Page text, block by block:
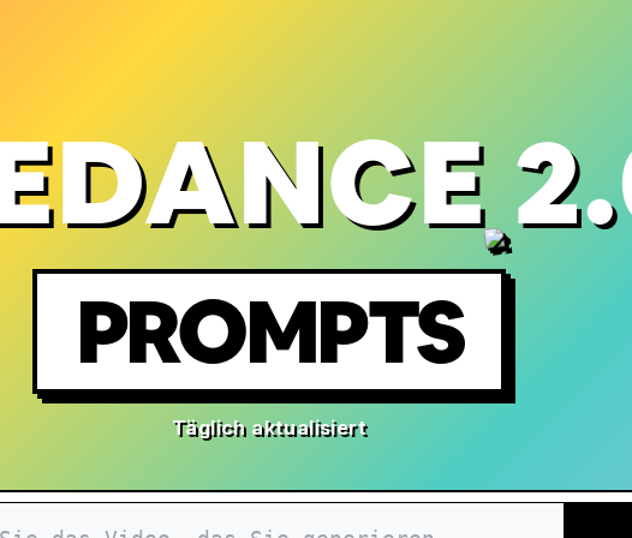
PROMPTS
Täglich aktualisiert